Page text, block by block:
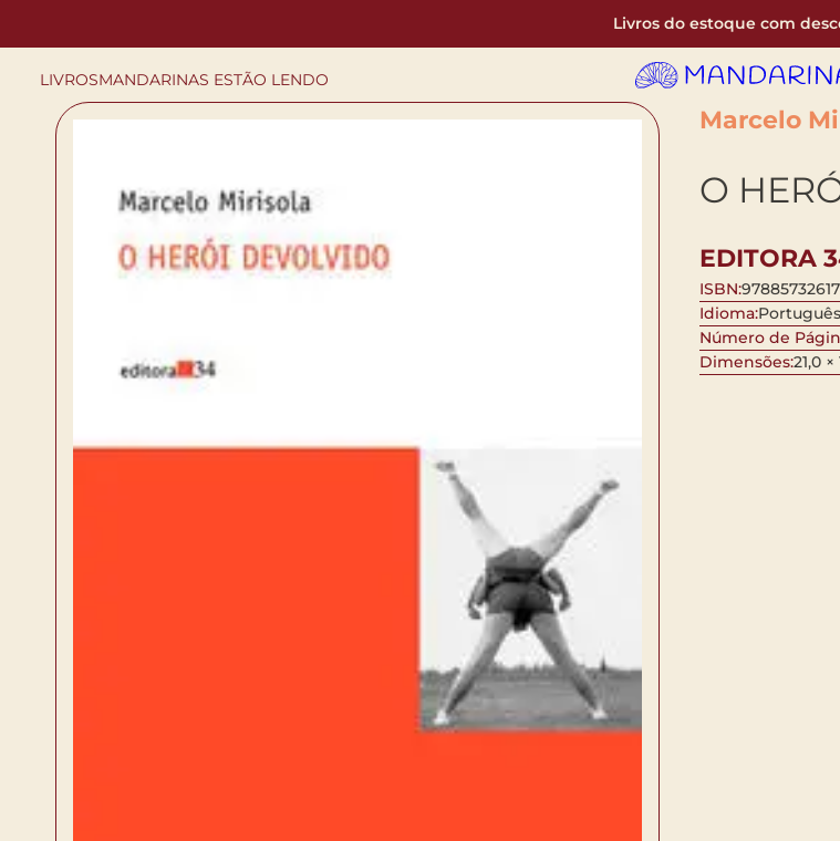
Livros do estoque com
LIVROSMANDARINAS ESTÃO LENDO
Marcelo
O
EDITORA
ISBN:
Idioma:Português
Número de
Dimensões:21,0 ×